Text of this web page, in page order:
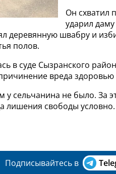
Он схватил
ударил
деревянную швабру и
полов.
в суде Сызранского
вреда здоровью
сельчанина не было. За
лишения свободы условно.
Подписывайтесь в